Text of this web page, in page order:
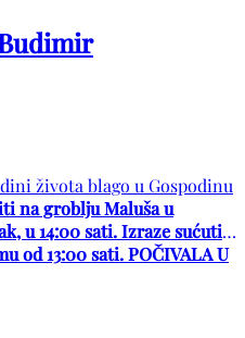
života blago u Gospodinu
na groblju Maluša u
u 14:00 sati. Izraze sućuti
od 13:00 sati. POČIVALA U